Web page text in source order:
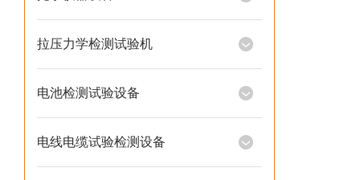
拉压力学检测试验机
电池检测试验设备
电线电缆试验检测设备